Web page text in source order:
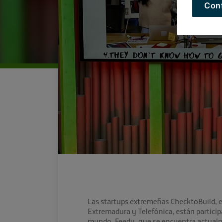
Las startups extremeñas ChecktoBuild,
Extremadura y Telefónica, están